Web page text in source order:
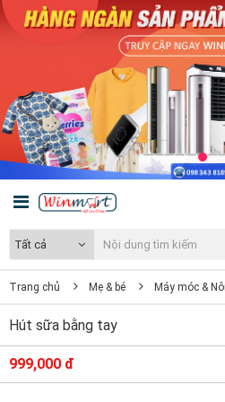
Tất cả
Trang chủ Mẹ & bé Máy móc &
Hút sữa bằng tay
999,000 đ